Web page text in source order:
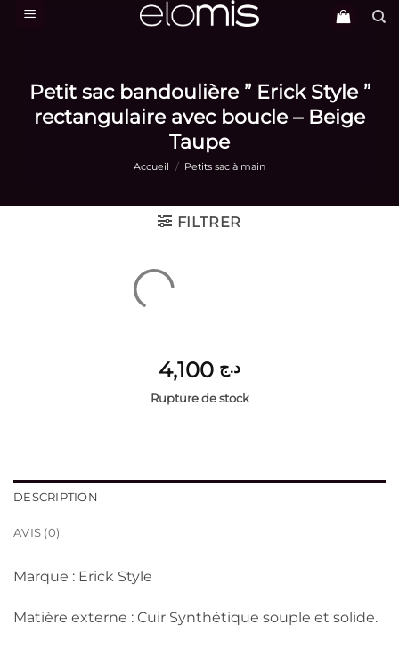
Passer
Petit sac bandoulière ” Erick Style ”
rectangulaire avec boucle – Beige
Taupe
Accueil / Petits sac à main
FILTRER
د.ج
Rupture de stock
DESCRIPTION
AVIS (0)
Marque : Erick Style
Matière externe : Cuir Synthétique souple et solide.